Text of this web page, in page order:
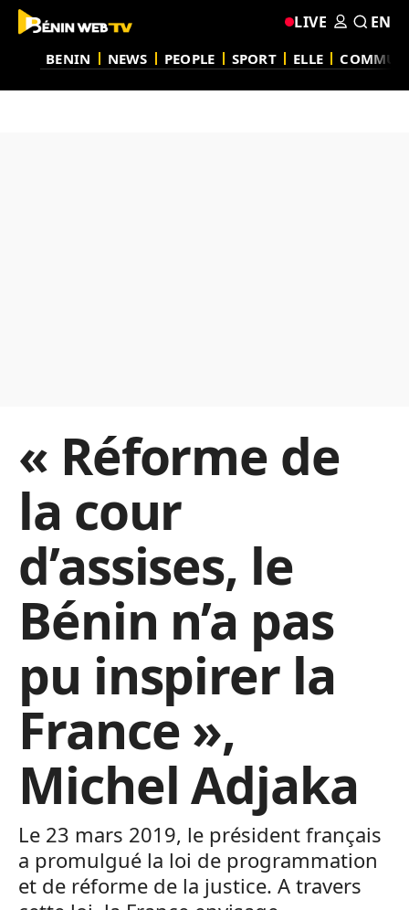
BENIN NEWS PEOPLE SPORT ELLE
LIVE EN
« Réforme de
la cour
d’assises, le
Bénin n’a pas
pu inspirer la
France »,
Michel Adjaka
Le 23 mars 2019, le président français
a promulgué la loi de programmation
et de réforme de la justice. A travers